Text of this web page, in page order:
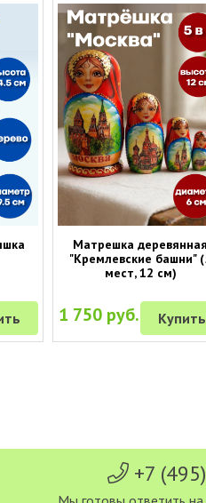
Матрешка деревянная
"Кремлевские башни"
мест, 12 см)
1 750 руб. Купить
+7